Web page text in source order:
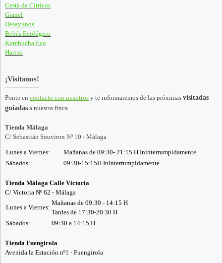
Cesta de Cítricos
Granel
Desayunos
Bebés Ecológico
Kombucha Eco
Harina
¡Visitanos!
Ponte en contacto con nosotros y te informaremos de las próximas visitadas
guiadas a nuestra finca.
Tienda Málaga
C/ Sebastián Souviron Nº 10 - Málaga
Lunes a Viernes:
Mañanas de 09:30- 21:15 H Ininterrumpidamente
Sábados:
09:30-15:15H Ininterrumpidamente
Tienda Málaga Calle Victoria
C/ Victoria Nº 62 - Málaga
Lunes a Viernes:
Mañanas de 09:30 - 14:15 H
Tardes de 17:30-20.30 H
Sábados:
09:30 a 14:15 H
Tienda Fuengirola
Avenida la Estación nº1 - Fuengirola